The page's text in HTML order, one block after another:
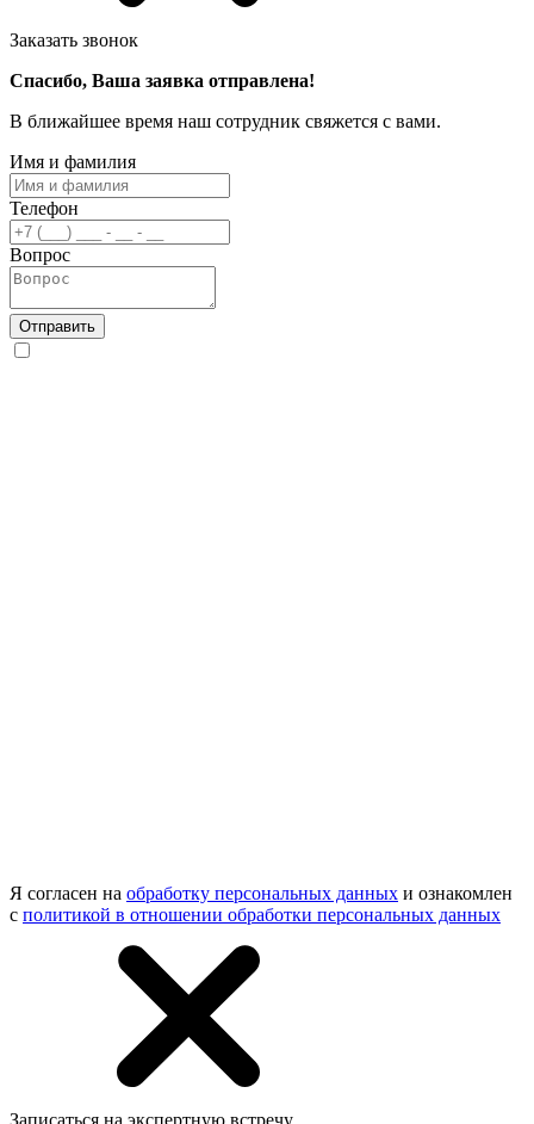
Заказать звонок
Спасибо, Ваша заявка отправлена!
В ближайшее время наш сотрудник свяжется с вами.
Имя и фамилия
Телефон
Вопрос
Отправить
Я согласен на обработку персональных данных и ознакомлен
с политикой в отношении обработки персональных данных
Записаться на экспертную встречу